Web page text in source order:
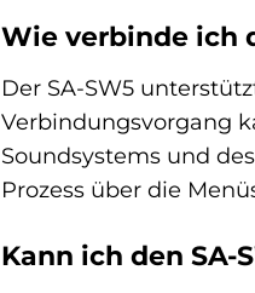
Wie verbinde ich
Der SA-SW5
Verbindungsvorgang
Soundsystems und
Prozess über die
Kann ich den SA-